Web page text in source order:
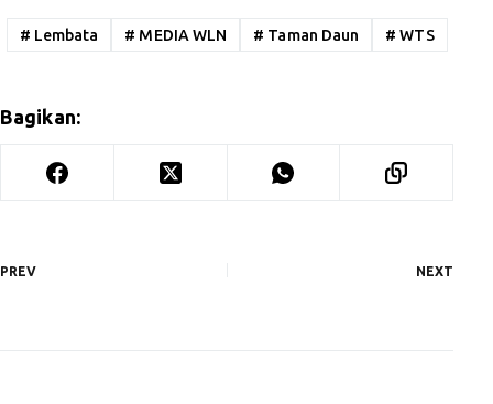
# Lembata # MEDIA WLN # Taman Daun # WTS
Bagikan:
PREV NEXT